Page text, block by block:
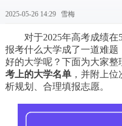
2025-05-26 14:29 雪梅
对于2025年高考成绩在
报考什么大学成了一道难题
好的大学呢？下面为大家整
考上的大学名单，并附上位
析规划、合理填报志愿。